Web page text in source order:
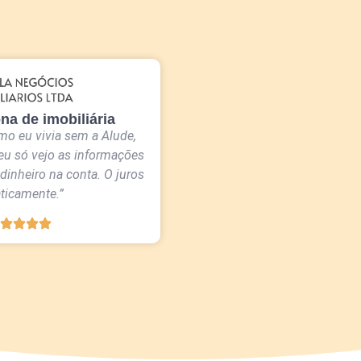
de imobiliária
eu vivia sem a Alude,
só vejo as informações
na conta. O juros